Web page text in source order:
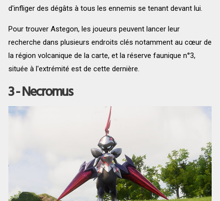
d'infliger des dégâts à tous les ennemis se tenant devant lui.
Pour trouver Astegon, les joueurs peuvent lancer leur
recherche dans plusieurs endroits clés notamment au cœur de
la région volcanique de la carte, et la réserve faunique n°3,
située à l'extrémité est de cette dernière.
3 - Necromus